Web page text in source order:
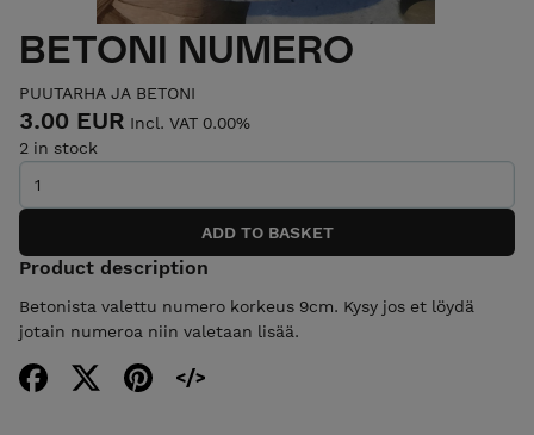
BETONI NUMERO
PUUTARHA JA BETONI
3.00 EUR Incl. VAT 0.00%
2 in stock
Product description
Betonista valettu numero korkeus 9cm. Kysy jos et löydä
jotain numeroa niin valetaan lisää.